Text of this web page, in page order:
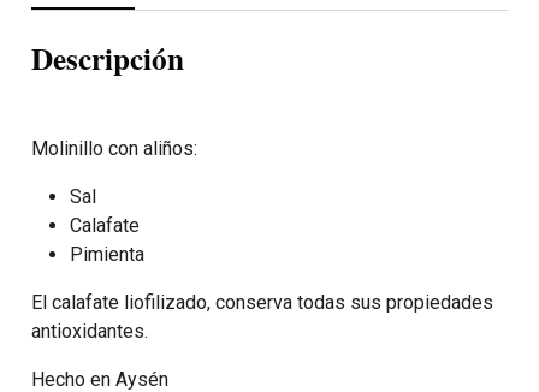
Descripción
Molinillo con aliños:
Sal
Calafate
Pimienta
El calafate liofilizado, conserva todas sus propiedades
antioxidantes.
Hecho en Aysén